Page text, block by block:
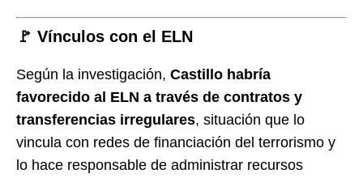
🚩 Vínculos con el ELN
Según la investigación, Castillo habría
favorecido al ELN a través de contratos y
transferencias irregulares, situación que lo
vincula con redes de financiación del terrorismo y
lo hace responsable de administrar recursos